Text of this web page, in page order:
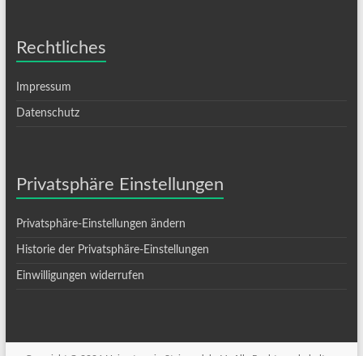
Rechtliches
Impressum
Datenschutz
Privatsphäre Einstellungen
Privatsphäre-Einstellungen ändern
Historie der Privatsphäre-Einstellungen
Einwilligungen widerrufen